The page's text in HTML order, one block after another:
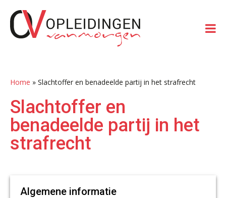
naar
naar
naar
naar
Home » Slachtoffer en benadeelde partij in het strafrecht
Slachtoffer en
benadeelde partij in het
strafrecht
Algemene informatie